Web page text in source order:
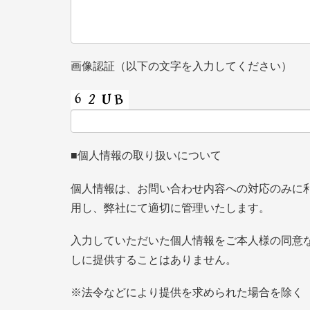
画像認証（以下の文字を入力してください）
■個人情報の取り扱いについて
個人情報は、お問い合わせ内容への対応のみに
用し、弊社にて適切に管理いたします。
入力していただいた個人情報をご本人様の同意
しに提供することはありません。
※法令などにより提供を求められた場合を除く